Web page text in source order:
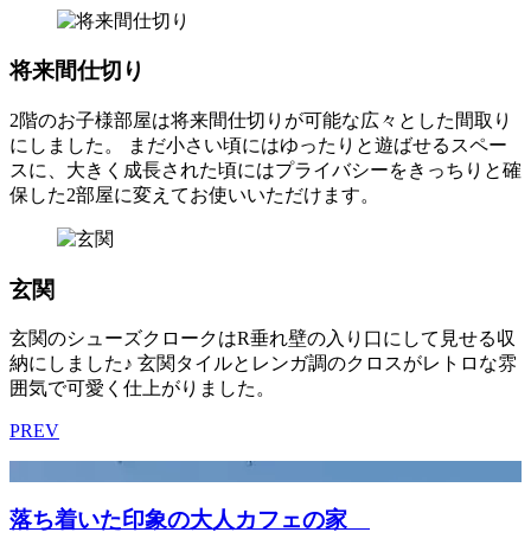
将来間仕切り
2階のお子様部屋は将来間仕切りが可能な広々とした間取り
にしました。 まだ小さい頃にはゆったりと遊ばせるスペー
スに、大きく成長された頃にはプライバシーをきっちりと確
保した2部屋に変えてお使いいただけます。
玄関
玄関のシューズクロークはR垂れ壁の入り口にして見せる収
納にしました♪ 玄関タイルとレンガ調のクロスがレトロな雰
囲気で可愛く仕上がりました。
PREV
落ち着いた印象の大人カフェの家